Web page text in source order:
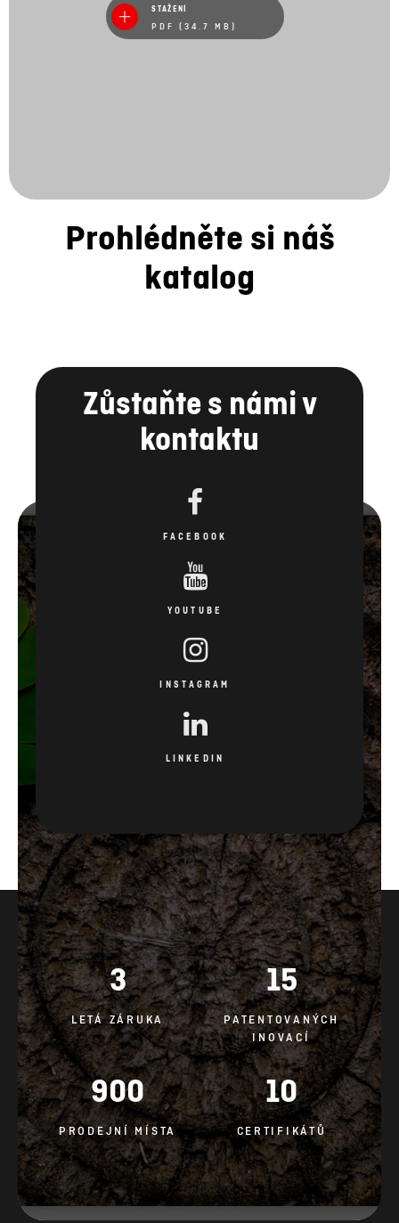
STAŽENÍ
PDF (34.7 MB)
Prohlédněte si náš
katalog
Zůstaňte s námi v
kontaktu
FACEBOOK
YOUTUBE
INSTAGRAM
LINKEDIN
3
LETÁ ZÁRUKA
15
PATENTOVANÝCH
INOVACÍ
900
PRODEJNÍ MÍSTA
10
CERTIFIKÁTŮ